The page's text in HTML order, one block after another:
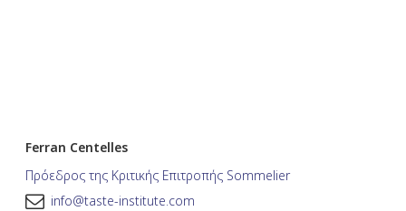
Ferran Centelles
Πρόεδρος της Κριτικής Επιτροπής Sommelier
info@taste-institute.com